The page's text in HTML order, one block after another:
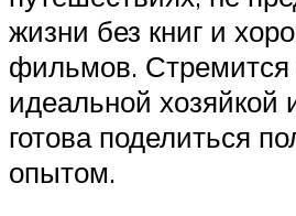
жизни без книг и
фильмов. Стремится
идеальной хозяйкой
готова поделиться
опытом.